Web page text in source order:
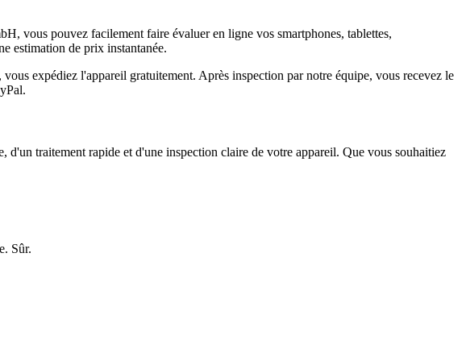
vous pouvez facilement faire évaluer en ligne vos smartphones, tablettes,
estimation de prix instantanée.
expédiez l'appareil gratuitement. Après inspection par notre équipe, vous recevez le
traitement rapide et d'une inspection claire de votre appareil. Que vous souhaitiez
Sûr.